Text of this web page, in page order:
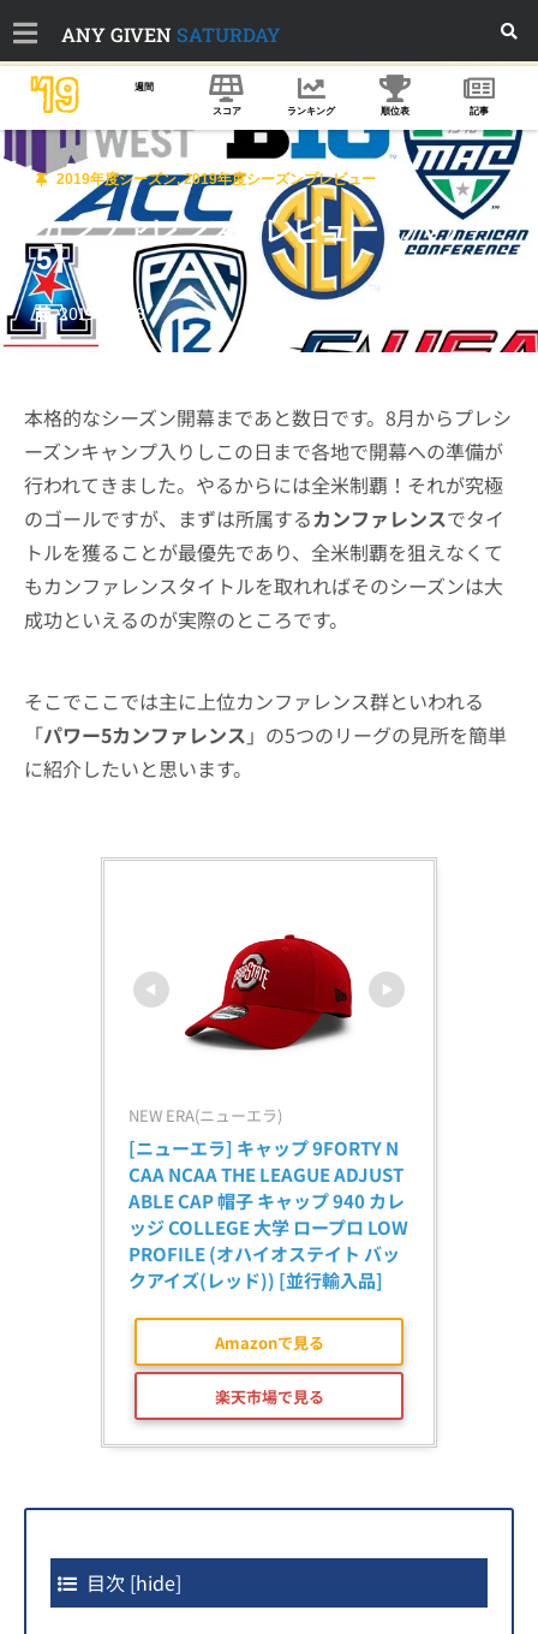
ANY GIVEN SATURDAY
'19 週間
スコア ランキング 順位表 記事
2019年度シーズン,2019年度シーズンプレビュー
カンファレンスプレビュー【パワー
5】
2019-08-28
本格的なシーズン開幕まであと数日です。8月からプレシ
ーズンキャンプ入りしこの日まで各地で開幕への準備が
行われてきました。やるからには全米制覇！それが究極
のゴールですが、まずは所属するカンファレンスでタイ
トルを獲ることが最優先であり、全米制覇を狙えなくて
もカンファレンスタイトルを取れればそのシーズンは大
成功といえるのが実際のところです。
そこでここでは主に上位カンファレンス群といわれる
「パワー5カンファレンス 」の5つのリーグの見所を簡単
に紹介したいと思います。
NEW ERA(ニューエラ)
[ニューエラ] キャップ 9FORTY N
CAA NCAA THE LEAGUE ADJUST
ABLE CAP 帽子 キャップ 940 カレ
ッジ COLLEGE 大学 ロープロ LOW
PROFILE (オハイオステイト バッ
クアイズ(レッド)) [並行輸入品]
Amazonで見る
楽天市場で見る
目次 [hide]